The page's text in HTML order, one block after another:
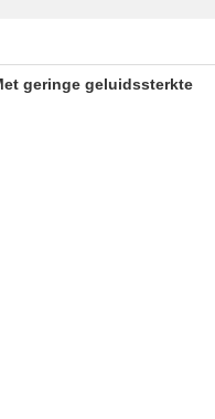
geringe geluidssterkte